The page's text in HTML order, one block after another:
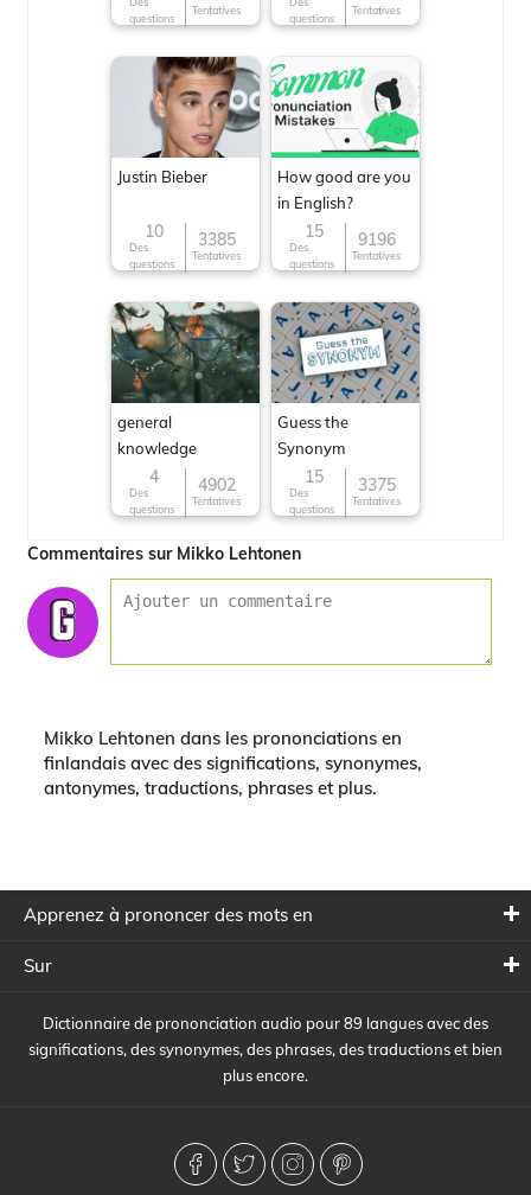
questions
Tentatives
questions
Tentatives
Justin Bieber
10
Des
questions
3385
Tentatives
How good are you
in English?
15
Des
questions
9196
Tentatives
general
knowledge
4
Des
questions
4902
Tentatives
Guess the
Synonym
15
Des
questions
3375
Tentatives
Commentaires sur Mikko Lehtonen
Mikko Lehtonen dans les prononciations en
finlandais avec des significations, synonymes,
antonymes, traductions, phrases et plus.
Apprenez à prononcer des mots en
Sur
Dictionnaire de prononciation audio pour 89 langues avec des
significations, des synonymes, des phrases, des traductions et bien
plus encore.